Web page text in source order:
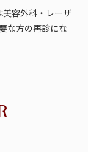
容外科・レーザ
な方の再診にな